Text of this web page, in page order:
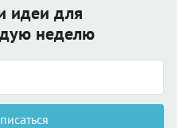
идеи для
неделю